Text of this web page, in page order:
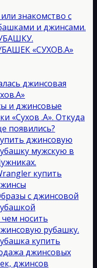
знакомство с
и джинсами.
«СУХОВ.А»
джинсовая
и джинсовые
«Сухов .А». Откуда
появились?
джинсовую
мужскую в
купить
с джинсовой
чем носить
рубашку.
купить
джинсовых
джинсов